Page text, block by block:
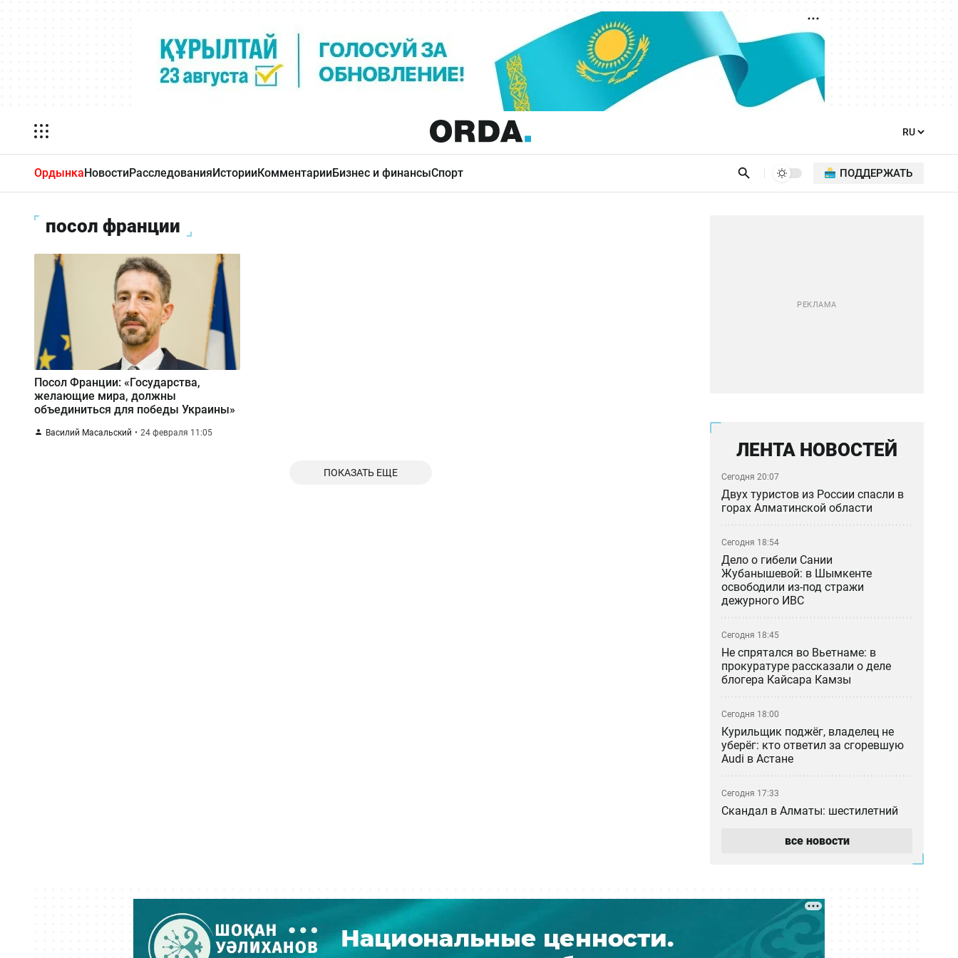
ОрдынкаНовостиРасследованияИсторииКомментарииБизнес и финансыСпорт ПОДДЕРЖАТЬ
посол франции
Посол Франции: «Государства,
желающие мира, должны
объединиться для победы Украины»
Василий Масальский 24 февраля 11:05
ПОКАЗАТЬ ЕЩЕ
ЛЕНТА НОВОСТЕЙ
Сегодня 20:07
Двух туристов из России спасли в
горах Алматинской области
Сегодня 18:54
Дело о гибели Сании
Жубанышевой: в Шымкенте
освободили из-под стражи
дежурного ИВС
Сегодня 18:45
Не спрятался во Вьетнаме: в
прокуратуре рассказали о деле
блогера Кайсара Камзы
Сегодня 18:00
Курильщик поджёг, владелец не
уберёг: кто ответил за сгоревшую
Audi в Астане
Сегодня 17:33
Скандал в Алматы: шестилетний
центра реабилитации и потерялся
в собственность «Самрук-Казына»
все новости